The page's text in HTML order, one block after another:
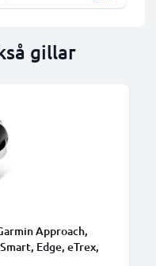
gillar
Approach,
Edge, eTrex,